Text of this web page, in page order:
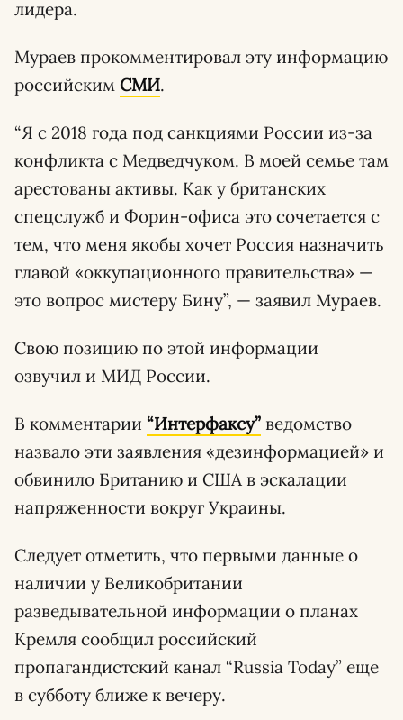
лидера.
Мураев прокомментировал эту информацию
российским СМИ.
“Я с 2018 года под санкциями России из-за
конфликта с Медведчуком. В моей семье там
арестованы активы. Как у британских
спецслужб и Форин-офиса это сочетается с
тем, что меня якобы хочет Россия назначить
главой «оккупационного правительства» —
это вопрос мистеру Бину”, — заявил Мураев.
Свою позицию по этой информации
озвучил и МИД России.
В комментарии “Интерфаксу” ведомство
назвало эти заявления «дезинформацией» и
обвинило Британию и США в эскалации
напряженности вокруг Украины.
Следует отметить, что первыми данные о
наличии у Великобритании
разведывательной информации о планах
Кремля сообщил российский
пропагандистский канал “Russia Today” еще
в субботу ближе к вечеру.